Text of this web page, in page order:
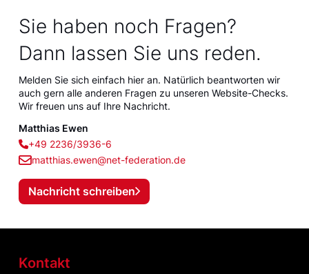
Sie haben noch Fragen?
Dann lassen Sie uns reden.
Melden Sie sich einfach hier an. Natürlich beantworten wir
auch gern alle anderen Fragen zu unseren Website-Checks.
Wir freuen uns auf Ihre Nachricht.
Matthias Ewen
+49 2236/3936-6
matthias.ewen@net-federation.de
Nachricht schreiben
Kontakt